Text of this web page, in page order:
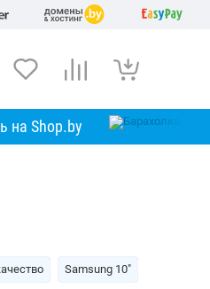
на Shop.by
Samsung 10"